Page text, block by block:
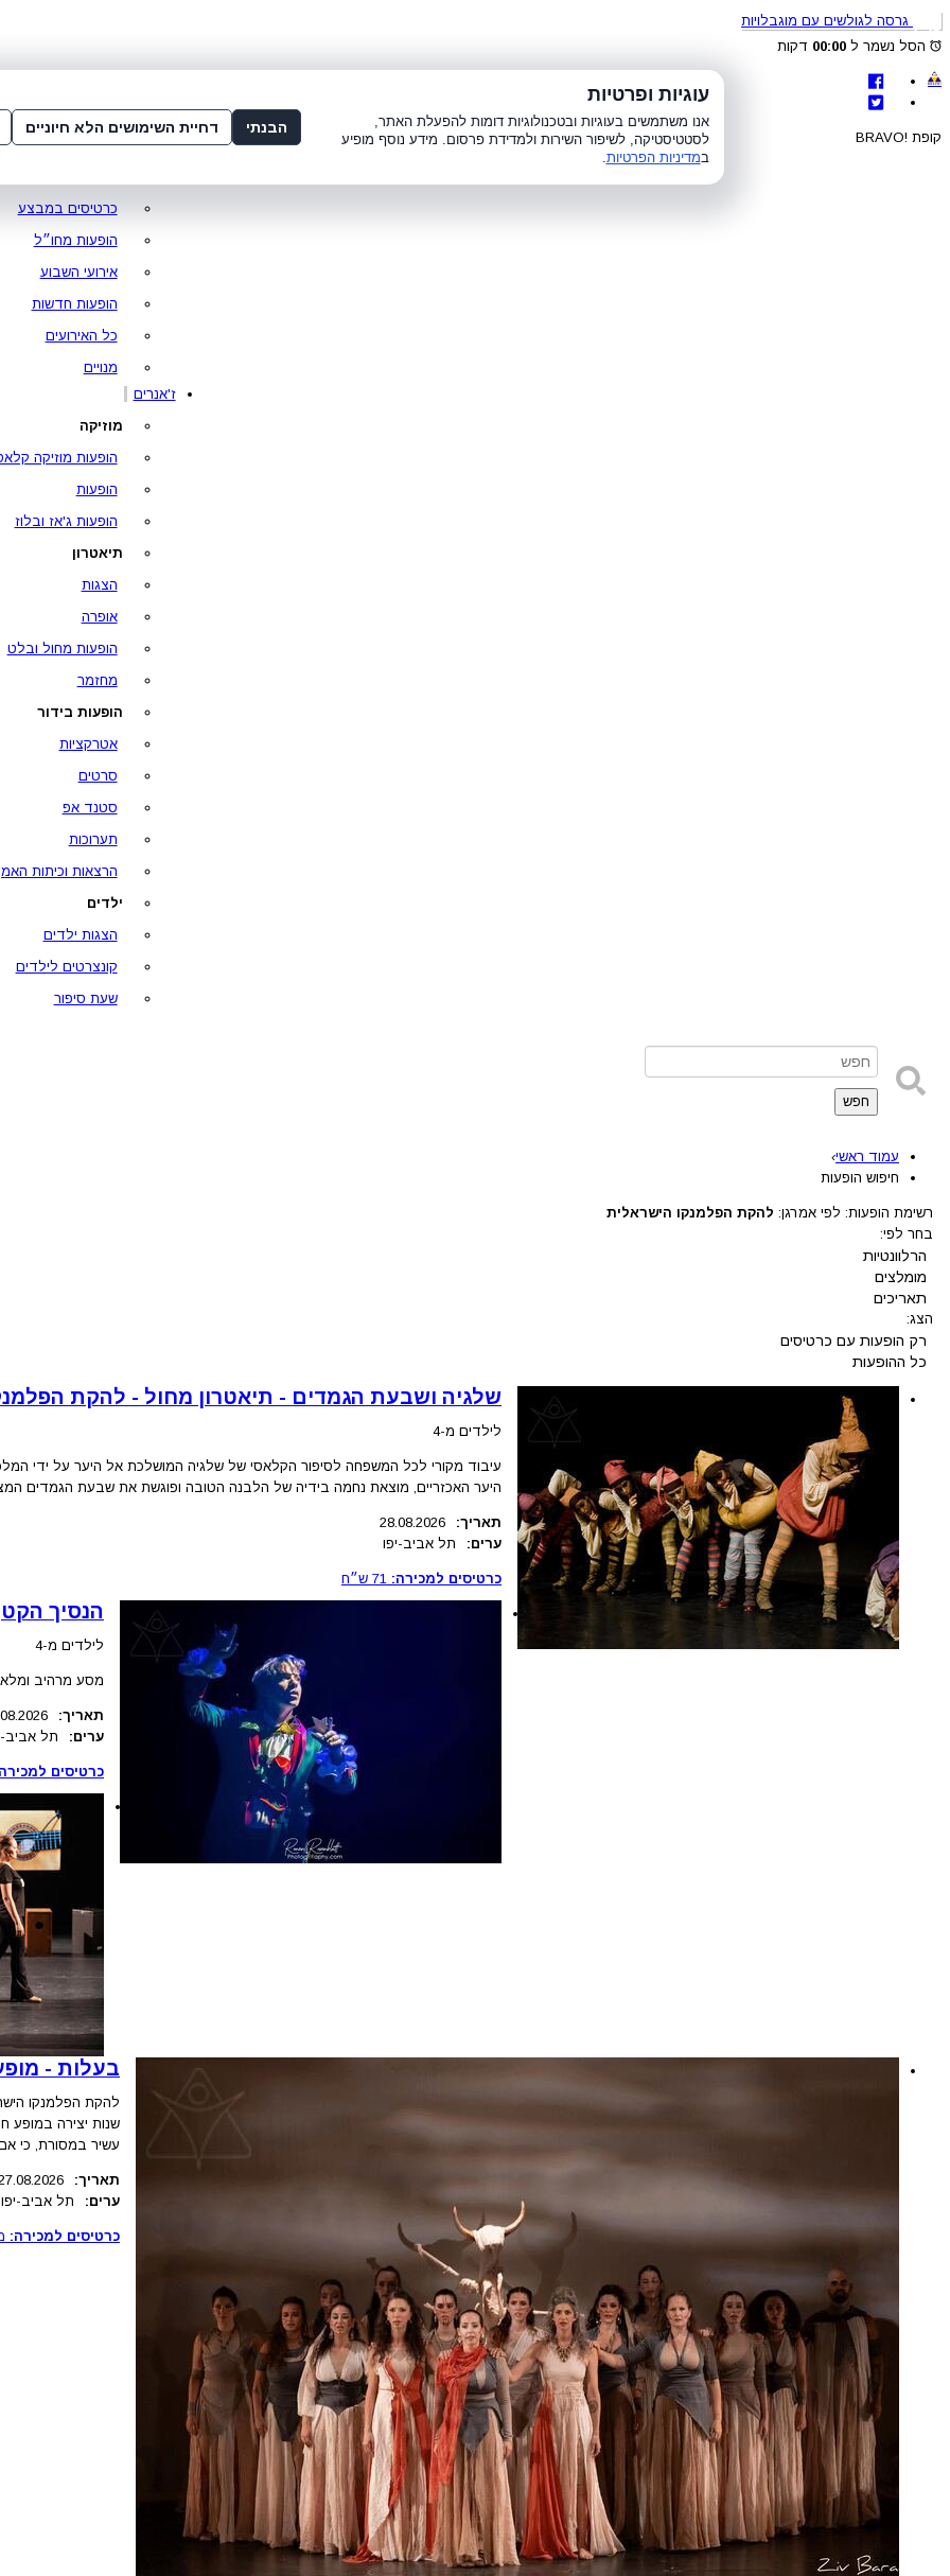
גרסה לגולשים עם מוגבלויות
הסל נשמר ל 00:00 דקות
קופת !BRAVO
עמוד ראשי
סופר פרייס
כרטיסים במבצע
הופעות מחו״ל
אירועי השבוע
הופעות חדשות
כל האירועים
מנויים
ז'אנרים
מוזיקה
הופעות מוזיקה
הופעות
הופעות ג'אז ובלוז
תיאטרון
הצגות
אופרה
הופעות מחול ובלט
מחזמר
הופעות בידור
אטרקציות
סרטים
סטנד אפ
תערוכות
הרצאות וכיתות
ילדים
הצגות ילדים
קונצרטים לילדים
שעת סיפור
חפש
עמוד ראשי›
חיפוש הופעות
רשימת הופעות: לפי אמרגן: להקת הפלמנקו הישראלית
בחר לפי:
הרלוונטיות
מומלצים
תאריכים
הצג:
רק הופעות עם כרטיסים
כל ההופעות
שלגיה ושבעת הגמדים - תיאטרון מחול - להקת
לילדים מ-4
עיבוד מקורי לכל המשפחה לסיפור הקלאסי של שלגיה המושלכת אל היער על ידי
היער האכזריים, מוצאת נחמה בידיה של הלבנה הטובה ופוגשת את שבעת הגמדים
תאריך:
28.08.2026
ערים:
תל אביב-יפו
כרטיסים למכירה: 71 ש״ח
הנסיך
לילדים מ-4
מסע מרהיב
תאריך:
ערים:
תל אביב-
כרטיסים
בעלות -
שנות יצירה במופע
עשיר במסורת, כי אם
תאריך:
ערים:
תל אביב-יפו
כרטיסים למכירה:
עוגיות ופרטיות
אנו משתמשים בעוגיות ובטכנולוגיות דומות להפעלת האתר,
לסטטיסטיקה, לשיפור השירות ולמדידת פרסום. מידע נוסף מופיע
במדיניות הפרטיות.
הבנתי דחיית השימושים הלא חיוניים